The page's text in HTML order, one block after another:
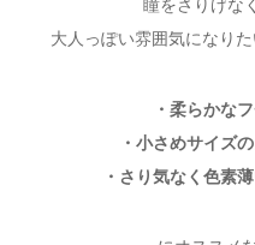
瞳をさりげな
大人っぽい雰囲気になり
・柔らかな
・小さめサイズ
・さり気なく色素